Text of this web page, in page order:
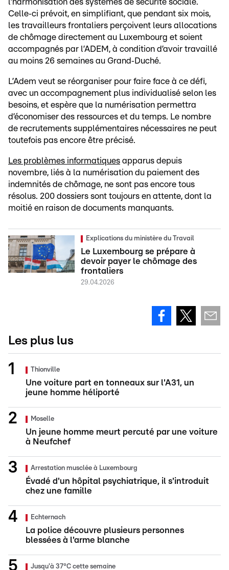
l’harmonisation des systèmes de sécurité sociale.
Celle‑ci prévoit, en simplifiant, que pendant six mois,
les travailleurs frontaliers perçoivent leurs allocations
de chômage directement au Luxembourg et soient
accompagnés par l’ADEM, à condition d’avoir travaillé
au moins 26 semaines au Grand‑Duché.
L’Adem veut se réorganiser pour faire face à ce défi,
avec un accompagnement plus individualisé selon les
besoins, et espère que la numérisation permettra
d’économiser des ressources et du temps. Le nombre
de recrutements supplémentaires nécessaires ne peut
toutefois pas encore être précisé.
Les problèmes informatiques apparus depuis
novembre, liés à la numérisation du paiement des
indemnités de chômage, ne sont pas encore tous
résolus. 200 dossiers sont toujours en attente, dont la
moitié en raison de documents manquants.
Explications du ministère du Travail
Le Luxembourg se prépare à
devoir payer le chômage des
frontaliers
29.04.2026
Les plus lus
Thionville
Une voiture part en tonneaux sur l'A31, un
jeune homme héliporté
Moselle
Un jeune homme meurt percuté par une voiture
à Neufchef
Arrestation musclée à Luxembourg
Évadé d'un hôpital psychiatrique, il s'introduit
chez une famille
Echternach
La police découvre plusieurs personnes
blessées à l'arme blanche
Jusqu'à 37°C cette semaine